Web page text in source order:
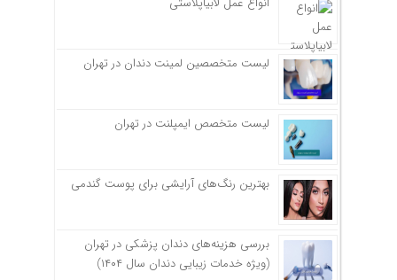
لیست متخصصین لمینت دندان در تهران
لیست متخصص ایمپلنت در تهران
بهترین رنگ‌های آرایشی برای پوست گندمی
بررسی هزینه‌های دندان پزشکی در تهران
(ویژه خدمات زیبایی دندان سال ۱۴۰۴)